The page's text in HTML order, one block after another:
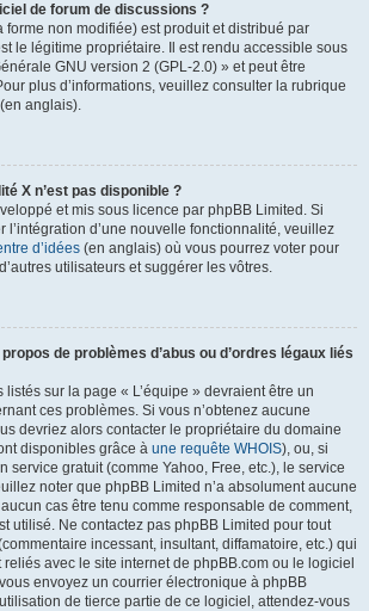
de forum de discussions ?
forme non modifiée) est produit et distribué par
le légitime propriétaire. Il est rendu accessible sous
GNU version 2 (GPL-2.0) » et peut être
plus d’informations, veuillez consulter la rubrique
anglais).
X n’est pas disponible ?
et mis sous licence par phpBB Limited. Si
l’intégration d’une nouvelle fonctionnalité, veuillez
d’idées (en anglais) où vous pourrez voter pour
utilisateurs et suggérer les vôtres.
de problèmes d’abus ou d’ordres légaux liés
listés sur la page « L’équipe » devraient être un
ces problèmes. Si vous n’obtenez aucune
devriez alors contacter le propriétaire du domaine
disponibles grâce à une requête WHOIS), ou, si
service gratuit (comme Yahoo, Free, etc.), le service
noter que phpBB Limited n’a absolument aucune
cas être tenu comme responsable de comment,
utilisé. Ne contactez pas phpBB Limited pour tout
incessant, insultant, diffamatoire, etc.) qui
avec le site internet de phpBB.com ou le logiciel
envoyez un courrier électronique à phpBB
de tierce partie de ce logiciel, attendez-vous